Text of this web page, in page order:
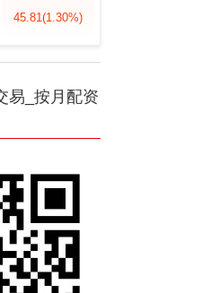
45.81(1.30%)
易_按月配资